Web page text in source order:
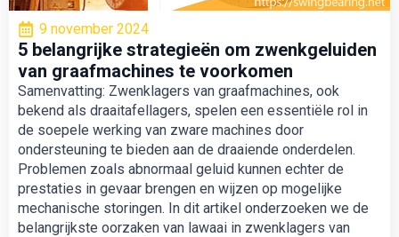
9 november 2024
5 belangrijke strategieën om zwenkgeluiden
van graafmachines te voorkomen
Samenvatting: Zwenklagers van graafmachines, ook
bekend als draaitafellagers, spelen een essentiële rol in
de soepele werking van zware machines door
ondersteuning te bieden aan de draaiende onderdelen.
Problemen zoals abnormaal geluid kunnen echter de
prestaties in gevaar brengen en wijzen op mogelijke
mechanische storingen. In dit artikel onderzoeken we de
belangrijkste oorzaken van lawaai in zwenklagers van